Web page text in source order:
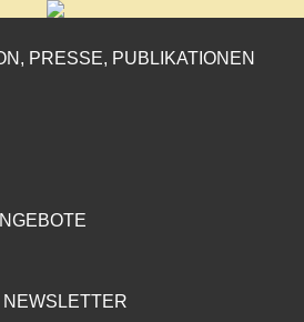
COENEN-
PROFIL«
PRESSE, PUBLIKATIONEN